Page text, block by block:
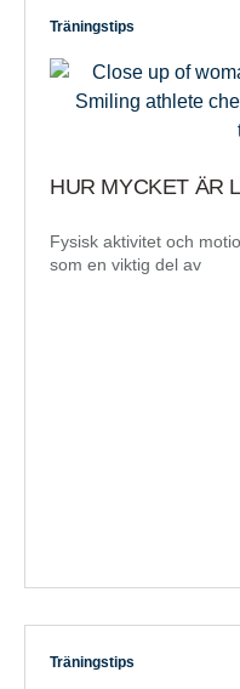
Träningstips
HUR MYCKET ÄR
Fysisk aktivitet och
som en viktig del av
Träningstips